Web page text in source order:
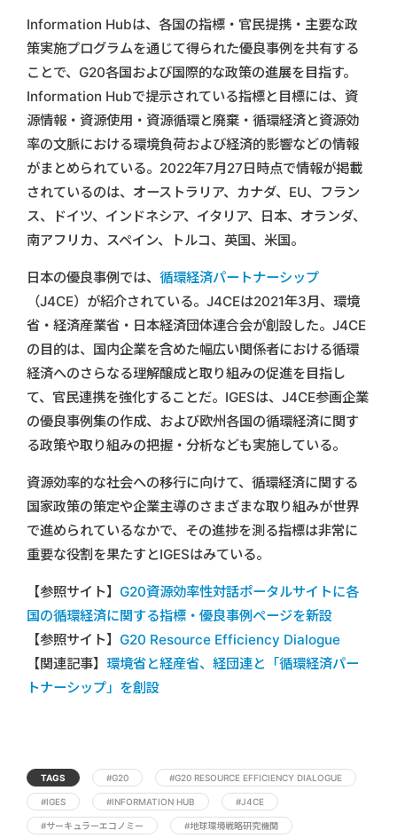
Information Hubは、各国の指標・官民提携・主要な政
策実施プログラムを通じて得られた優良事例を共有する
ことで、G20各国および国際的な政策の進展を目指す。
Information Hubで提示されている指標と目標には、資
源情報・資源使用・資源循環と廃棄・循環経済と資源効
率の文脈における環境負荷および経済的影響などの情報
がまとめられている。2022年7月27日時点で情報が掲載
されているのは、オーストラリア、カナダ、EU、フラン
ス、ドイツ、インドネシア、イタリア、日本、オランダ、
南アフリカ、スペイン、トルコ、英国、米国。
日本の優良事例では、 循環経済パートナーシップ
（J4CE）が紹介されている。J4CEは2021年3月、環境
省・経済産業省・日本経済団体連合会が創設した。J4CE
の目的は、国内企業を含めた幅広い関係者における循環
経済へのさらなる理解醸成と取り組みの促進を目指し
て、官民連携を強化することだ。IGESは、J4CE参画企業
の優良事例集の作成、および欧州各国の循環経済に関す
る政策や取り組みの把握・分析なども実施している。
資源効率的な社会への移行に向けて、循環経済に関する
国家政策の策定や企業主導のさまざまな取り組みが世界
で進められているなかで、その進捗を測る指標は非常に
重要な役割を果たすとIGESはみている。
【参照サイト】 G20資源効率性対話ポータルサイトに各
国の循環経済に関する指標・優良事例ページを新設
【参照サイト】 G20 Resource Efficiency Dialogue
【関連記事】 環境省と経産省、経団連と「循環経済パー
トナーシップ」を創設
TAGS #G20 #G20 RESOURCE EFFICIENCY DIALOGUE
#IGES #INFORMATION HUB #J4CE
#サーキュラーエコノミー #地球環境戦略研究機関